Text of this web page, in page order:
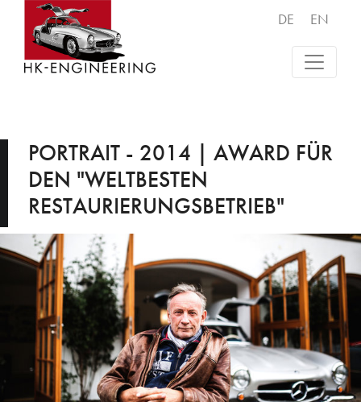
DE EN
PORTRAIT - 2014 | AWARD FÜR
DEN "WELTBESTEN
RESTAURIERUNGSBETRIEB"